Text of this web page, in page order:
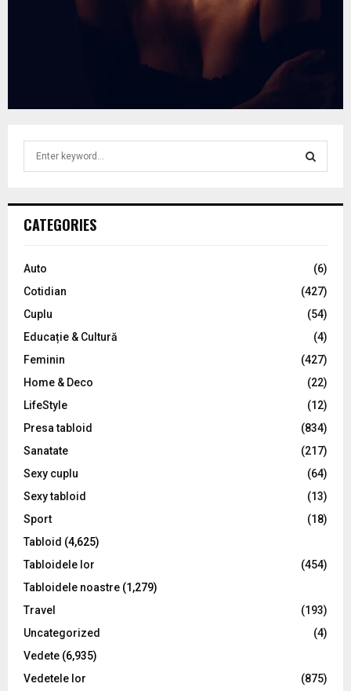
h
o
:
C
CATEGORIES
Auto
(6)
Cotidian
(427)
Cuplu
(54)
Educație & Cultură
(4)
Feminin
(427)
Home & Deco
(22)
LifeStyle
(12)
Presa tabloid
(834)
Sanatate
(217)
Sexy cuplu
(64)
Sexy tabloid
(13)
Sport
(18)
Tabloid (4,625)
Tabloidele lor
(454)
Tabloidele noastre (1,279)
Travel
(193)
Uncategorized
(4)
Vedete (6,935)
Vedetele lor
(875)